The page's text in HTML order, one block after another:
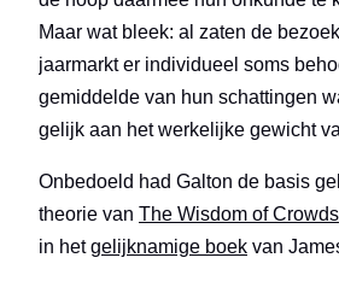
Maar wat bleek: al zaten de
jaarmarkt er individueel soms
gemiddelde van hun schattingen
gelijk aan het werkelijke gewicht
Onbedoeld had Galton de basis
theorie van The Wisdom of Crowds
in hetgelijknamige boek van